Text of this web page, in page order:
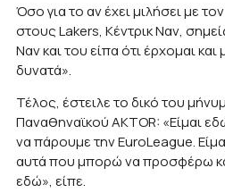
Όσο για το αν έχει μιλήσει με
στους Lakers, Κέντρικ Ναν,
Ναν και του είπα ότι έρχομαι
δυνατά».
Τέλος, έστειλε το δικό του
Παναθηναϊκού AKTOR: «Είμαι
να πάρουμε την EuroLeague.
αυτά που μπορώ να προσφέρω
εδώ», είπε.